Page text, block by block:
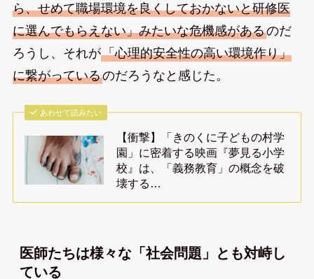
ら、せめて職場環境を良くしておかないと研修医
に選んでもらえない」みたいな危機感があるのだ
ろうし、それが「心理的安全性の高い環境作り」
に繋がっているのだろうなと感じた。
あわせて読みたい
【衝撃】「きのくに子どもの村学
園」に密着する映画『夢見る小学
校』は、「義務教育」の概念を破
壊する…
医師たちは様々な「社会問題」とも対峙し
ている